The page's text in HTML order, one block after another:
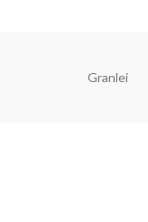
Granlei